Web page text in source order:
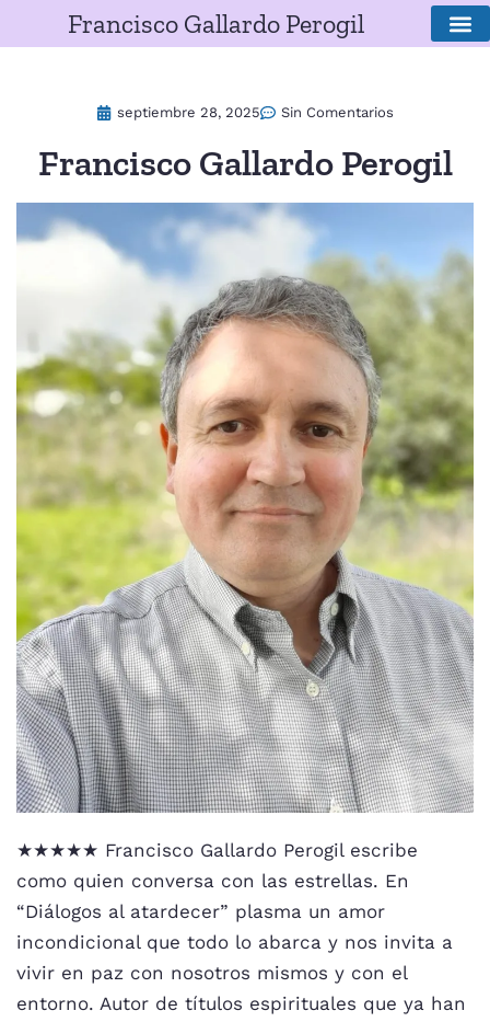
Francisco Gallardo Perogil
septiembre 28, 2025 Sin Comentarios
Francisco Gallardo Perogil
★★★★★ Francisco Gallardo Perogil escribe
como quien conversa con las estrellas. En
“Diálogos al atardecer” plasma un amor
incondicional que todo lo abarca y nos invita a
vivir en paz con nosotros mismos y con el
entorno. Autor de títulos espirituales que ya han